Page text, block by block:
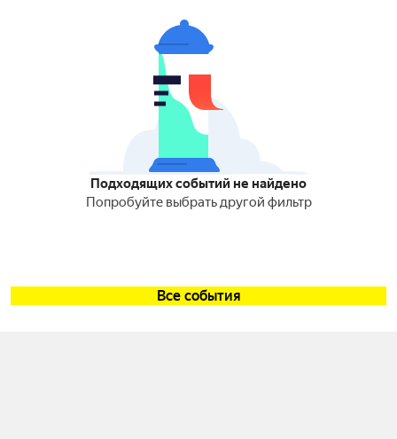
Подходящих событий не найдено
Попробуйте выбрать другой фильтр
Все события